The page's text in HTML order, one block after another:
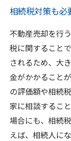
相続税対策も必
不動産売却を行
税に関すること
されるため、大
金がかかること
の評価額や相続
家に相談するこ
場合にも、相続
えば、相続人に